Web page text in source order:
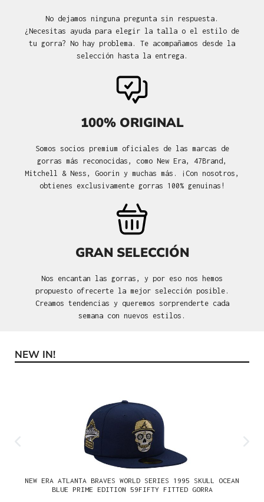
No dejamos ninguna pregunta sin respuesta.
¿Necesitas ayuda para elegir la talla o el estilo de
tu gorra? No hay problema. Te acompañamos desde la
selección hasta la entrega.
100% ORIGINAL
Somos socios premium oficiales de las marcas de
gorras más reconocidas, como New Era, 47Brand,
Mitchell & Ness, Goorin y muchas más. ¡Con nosotros,
obtienes exclusivamente gorras 100% genuinas!
GRAN SELECCIÓN
Nos encantan las gorras, y por eso nos hemos
propuesto ofrecerte la mejor selección posible.
Creamos tendencias y queremos sorprenderte cada
semana con nuevos estilos.
Omitir la galería de productos
NEW IN!
NEW ERA ATLANTA BRAVES WORLD SERIES 1995 SKULL OCEAN
BLUE PRIME EDITION 59FIFTY FITTED GORRA